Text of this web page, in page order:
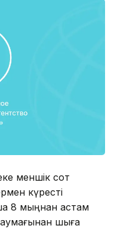
меншік сот
күресті
8 мыңнан астам
шыға